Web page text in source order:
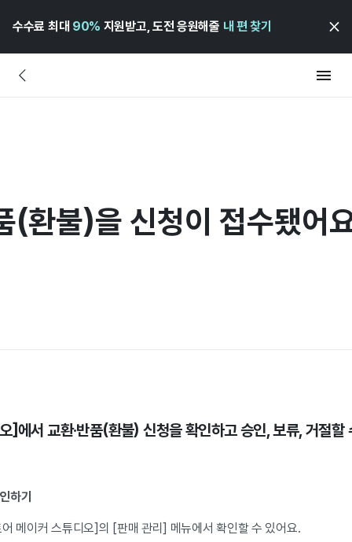
수수료 최대 90% 지원받고, 도전 응원해줄 내 편 찾기
(환불)을 신청이 접수됐어
]에서 교환·반품(환불) 신청을 확인하고 승인, 보류, 거절할
하기
메이커 스튜디오]의 [판매 관리] 메뉴에서 확인할 수 있어요.